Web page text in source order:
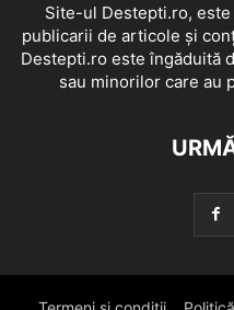
Site-ul Destepti.ro,
publicarii de articole și
Destepti.ro este îngăduită
sau minorilor care au